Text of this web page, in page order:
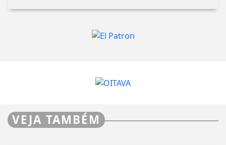
VEJA TAMBÉM